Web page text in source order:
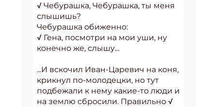
√ Чебурашка, Чебурашка, ты меня
слышишь?
Чебурашка обиженно:
√ Гена, посмотри на мои уши, ну
конечно же, слышу...
...И вскочил Иван-Царевич на коня,
крикнул по-молодецки, но тут
подбежали к нему какие-то люди и
на землю сбросили. Правильно √